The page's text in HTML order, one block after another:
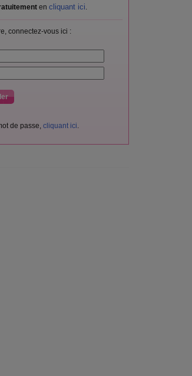
en cliquant ici.
connectez-vous ici :
de passe, cliquant ici.